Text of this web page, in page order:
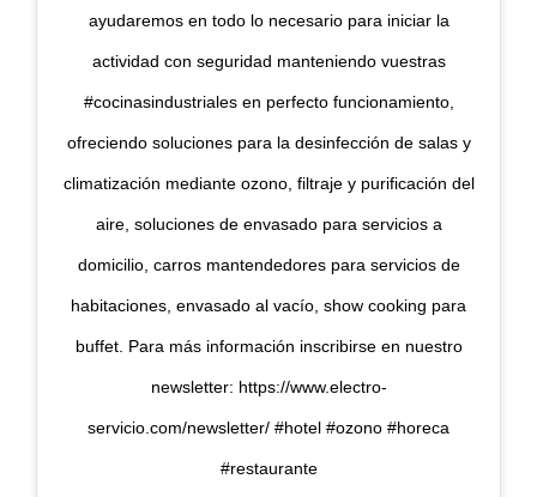
ayudaremos en todo lo necesario para iniciar la
actividad con seguridad manteniendo vuestras
#cocinasindustriales en perfecto funcionamiento,
ofreciendo soluciones para la desinfección de salas y
climatización mediante ozono, filtraje y purificación del
aire, soluciones de envasado para servicios a
domicilio, carros mantendedores para servicios de
habitaciones, envasado al vacío, show cooking para
buffet. Para más información inscribirse en nuestro
newsletter: https://www.electro-
servicio.com/newsletter/ #hotel #ozono #horeca
#restaurante